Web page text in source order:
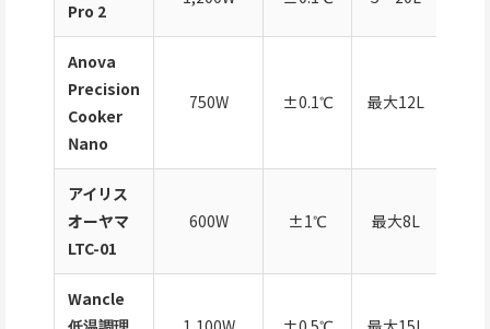
Pro 2
Anova
Precision
Cooker
Nano
750W ±0.1℃ 最大12L
アイリス
オーヤマ
LTC-01
600W ±1℃ 最大8L
Wancle